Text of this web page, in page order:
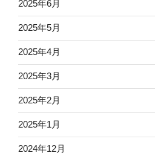
2025年6月
2025年5月
2025年4月
2025年3月
2025年2月
2025年1月
2024年12月